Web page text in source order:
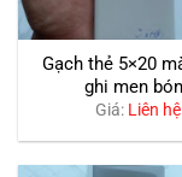
Gạch thẻ 5×20
ghi men
Giá: Liên hệ